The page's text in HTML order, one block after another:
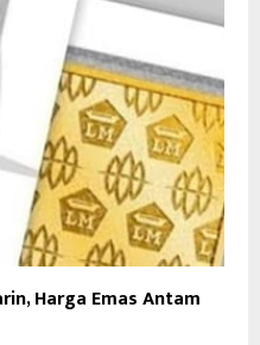
Harga Emas Antam